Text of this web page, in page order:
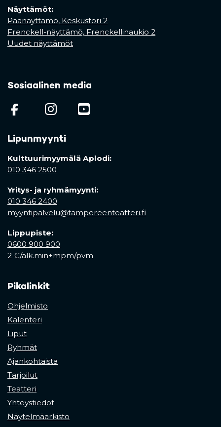
Näyttämöt:
Päänäyttämö, Keskustori 2
Frenckell-näyttämö, Frenckellinaukio 2
Uudet näyttämöt
Sosiaalinen media
(opens in a new tab)
(opens in a new tab)
Lipunmyynti
Kulttuurimyymälä Aplodi:
010 346 2500
Yritys- ja ryhmämyynti:
010 346 2400
myyntipalvelu@tampereenteatteri.fi
Lippupiste:
0600 900 900
2 €/alk.min+mpm/pvm
Pikalinkit
Ohjelmisto
Kalenteri
Liput
Ryhmät
Ajankohtaista
Tarjoilut
Teatteri
Yhteystiedot
Näytelmäarkisto